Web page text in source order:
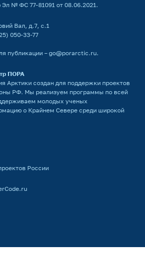
№ ФС 77-81091 от 08.06.2021.
Вал, д.7, с.1
050-33-77
публикации – go@porarctic.ru.
ПОРА
Арктики создан для поддержки проектов
РФ. Мы реализуем программы по всей
молодых ученых
о Крайнем Севере среди широкой
России